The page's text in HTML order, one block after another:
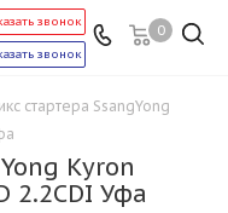
0
звонок
звонок
стартера SsangYong
Kyron
2.2CDI Уфа